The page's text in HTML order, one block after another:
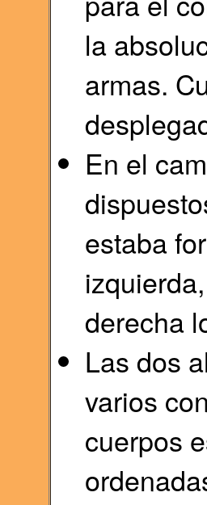
la
armas.
En el
estaba
derecha
Las dos
varios
cuerpos